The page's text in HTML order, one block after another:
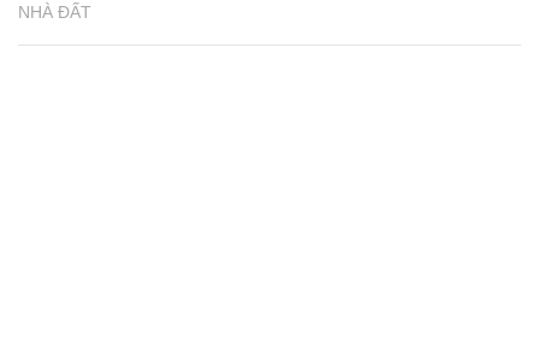
NHÀ ĐẤT